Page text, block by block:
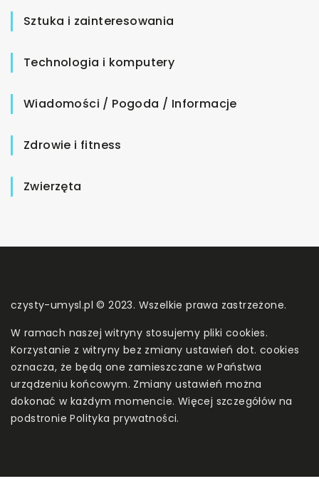
Sztuka i zainteresowania
Technologia i komputery
Wiadomości / Pogoda / Informacje
Zdrowie i fitness
Zwierzęta
czysty-umysl.pl © 2023. Wszelkie prawa zastrzeżone.
W ramach naszej witryny stosujemy pliki cookies.
Korzystanie z witryny bez zmiany ustawień dot. cookies
oznacza, że będą one zamieszczane w Państwa
urządzeniu końcowym. Zmiany ustawień można
dokonać w każdym momencie. Więcej szczegółów na
podstroniePolityka prywatności.